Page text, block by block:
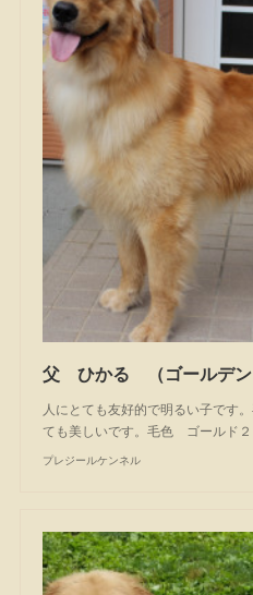
父 ひかる （ゴールデン
人にとても友好的で明るい子です
ても美しいです。毛色 ゴールド
プレジールケンネル